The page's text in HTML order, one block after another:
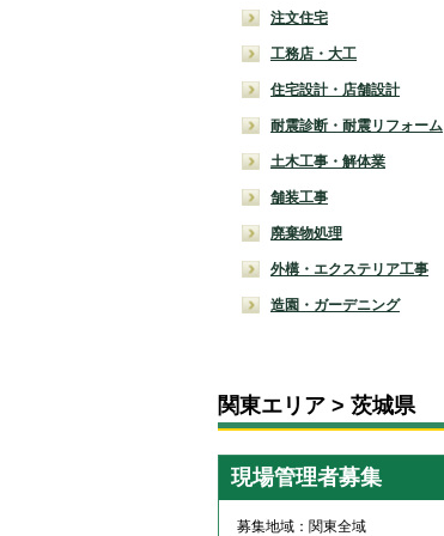
注文住宅
工務店・大工
住宅設計・店舗設計
耐震診断・耐震リフォーム
土木工事・解体業
舗装工事
廃棄物処理
外構・エクステリア工事
造園・ガーデニング
関東エリア 茨城県
現場管理者募集
募集地域：関東全域